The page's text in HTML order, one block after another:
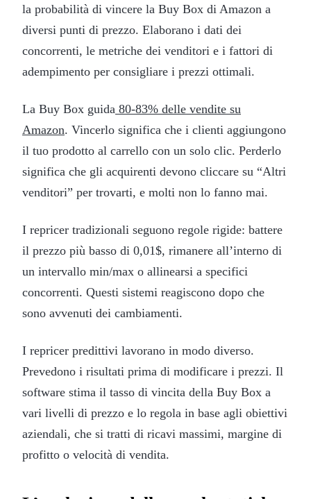
la probabilità di vincere la Buy Box di Amazon a
diversi punti di prezzo. Elaborano i dati dei
concorrenti, le metriche dei venditori e i fattori di
adempimento per consigliare i prezzi ottimali.
La Buy Box guida 80-83% delle vendite su
Amazon. Vincerlo significa che i clienti aggiungono
il tuo prodotto al carrello con un solo clic. Perderlo
significa che gli acquirenti devono cliccare su “Altri
venditori” per trovarti, e molti non lo fanno mai.
I repricer tradizionali seguono regole rigide: battere
il prezzo più basso di 0,01$, rimanere all’interno di
un intervallo min/max o allinearsi a specifici
concorrenti. Questi sistemi reagiscono dopo che
sono avvenuti dei cambiamenti.
I repricer predittivi lavorano in modo diverso.
Prevedono i risultati prima di modificare i prezzi. Il
software stima il tasso di vincita della Buy Box a
vari livelli di prezzo e lo regola in base agli obiettivi
aziendali, che si tratti di ricavi massimi, margine di
profitto o velocità di vendita.